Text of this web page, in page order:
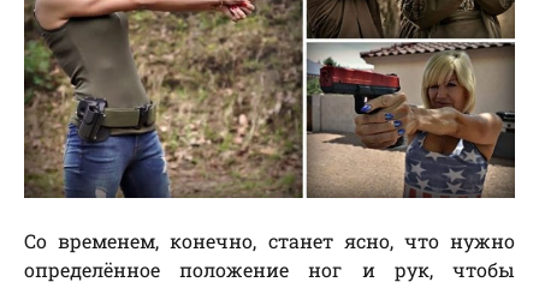
Со временем, конечно, станет ясно, что нужно
определённое положение ног и рук, чтобы